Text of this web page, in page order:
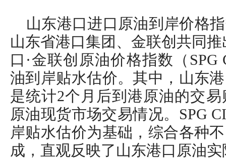
山东港口进口原油到岸价格
山东省港口集团、金联创共同
口·金联创原油价格指数（
油到岸贴水估价。其中，山东
是统计2个月后到港原油的交
原油现货市场交易情况。SPG
岸贴水估价为基础，综合各种
成，直观反映了山东港口原油